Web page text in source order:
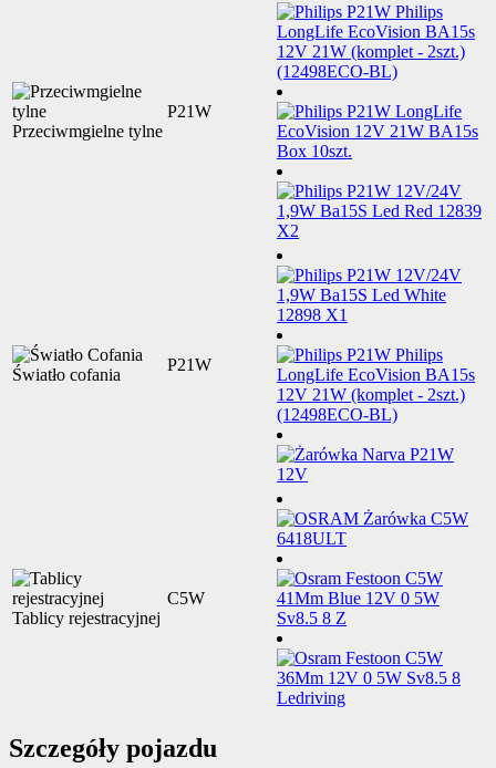
Przeciwmgielne tylne
P21W
Światło cofania
P21W
Tablicy rejestracyjnej
C5W
Szczegóły pojazdu